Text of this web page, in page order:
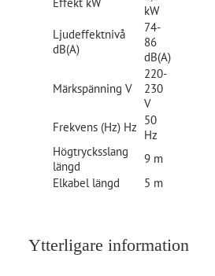
kW
Ljudeffektnivå
dB(A)
74-
86
dB(A)
Märkspänning V
220-
230
V
Frekvens (Hz) Hz 50
Hz
Högtrycksslang
längd
9 m
Elkabel längd
5 m
Ytterligare information